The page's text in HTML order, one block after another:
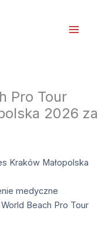
Pro Tour
2026 za
Kraków Małopolska
medyczne
Beach Pro Tour